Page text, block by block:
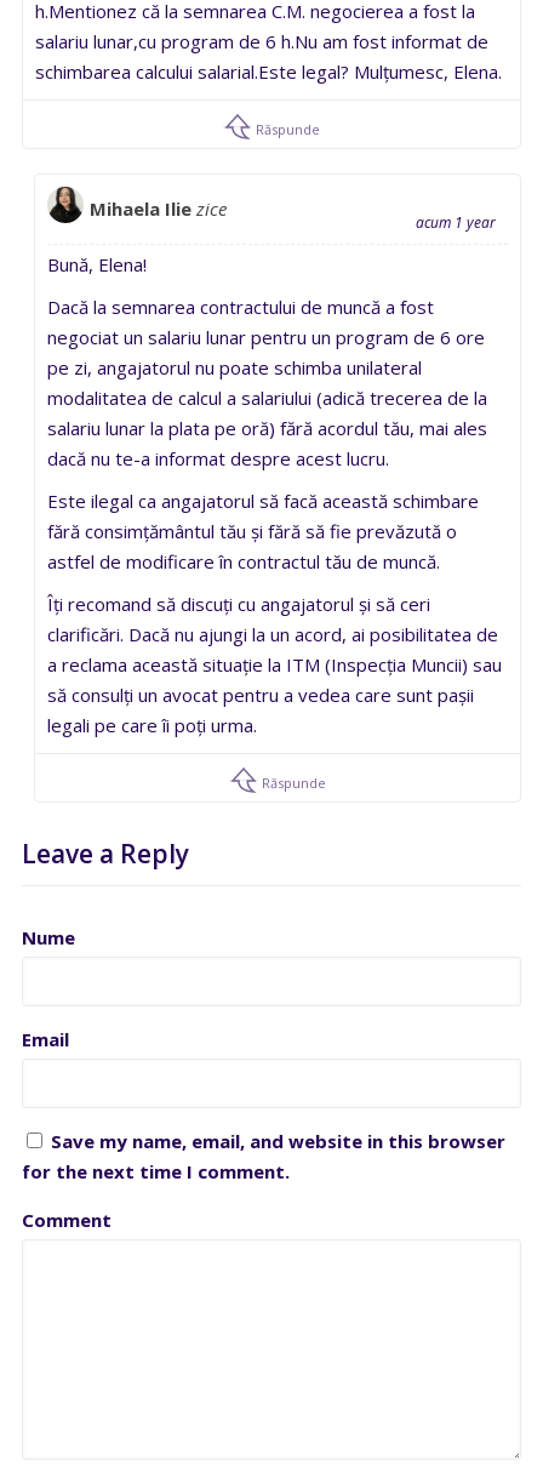
h.Mentionez că la semnarea C.M. negocierea a fost la
salariu lunar,cu program de 6 h.Nu am fost informat de
schimbarea calcului salarial.Este legal? Mulțumesc, Elena.
Răspunde
Mihaela Ilie zice
acum 1 year
Bună, Elena!
Dacă la semnarea contractului de muncă a fost
negociat un salariu lunar pentru un program de 6 ore
pe zi, angajatorul nu poate schimba unilateral
modalitatea de calcul a salariului (adică trecerea de la
salariu lunar la plata pe oră) fără acordul tău, mai ales
dacă nu te-a informat despre acest lucru.
Este ilegal ca angajatorul să facă această schimbare
fără consimțământul tău și fără să fie prevăzută o
astfel de modificare în contractul tău de muncă.
Îți recomand să discuți cu angajatorul și să ceri
clarificări. Dacă nu ajungi la un acord, ai posibilitatea de
a reclama această situație la ITM (Inspecția Muncii) sau
să consulți un avocat pentru a vedea care sunt pașii
legali pe care îi poți urma.
Răspunde
Leave a Reply
Nume
Email
Save my name, email, and website in this browser
for the next time I comment.
Comment